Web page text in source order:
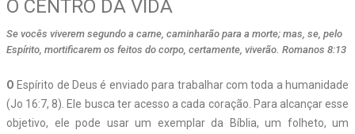
O CENTRO DA VIDA
Se vocês viverem segundo a carne, caminharão para a morte; mas, se, pelo
Espírito, mortificarem os feitos do corpo, certamente, viverão. Romanos 8:13
OEspírito de Deus é enviado para trabalhar com toda a humanidade
(Jo 16:7, 8). Ele busca ter acesso a cada coração. Para alcançar esse
objetivo, ele pode usar um exemplar da Bíblia, um folheto, um